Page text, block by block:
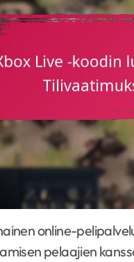
pelaajien